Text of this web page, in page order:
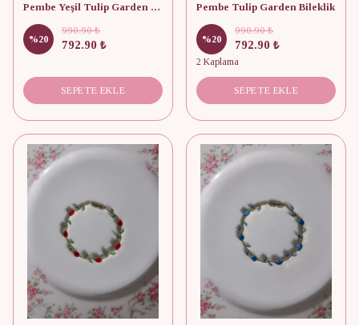
Pembe Yeşil Tulip Garden Bileklik
%20
990.90 ₺
792.90 ₺
SEPETE EKLE
Pembe Tulip Garden Bileklik
%20
990.90 ₺
792.90 ₺
2 Kaplama
SEPETE EKLE